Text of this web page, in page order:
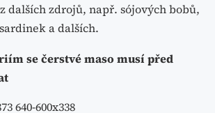
dalších zdrojů, např. sójových bobů,
a dalších.
se čerstvé maso musí před